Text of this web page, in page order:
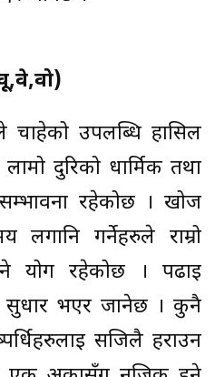
उपलब्धि हासिल
दुरिको धार्मिक तथा
सम्भावना रहेकोछ । खोज
गर्नेहरुले राम्रो
योग रहेकोछ । पढाई
सुधार भएर जानेछ । कुनै
सजिलै हराउन